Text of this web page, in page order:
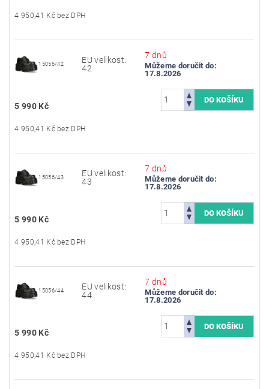
4 950,41 Kč bez DPH
15056/42
EU velikost:
42
7 dnů
Můžeme doručit do:
17.8.2026
5 990 Kč
4 950,41 Kč bez DPH
15056/43
EU velikost:
43
7 dnů
Můžeme doručit do:
17.8.2026
5 990 Kč
4 950,41 Kč bez DPH
15056/44
EU velikost:
44
7 dnů
Můžeme doručit do:
17.8.2026
5 990 Kč
4 950,41 Kč bez DPH